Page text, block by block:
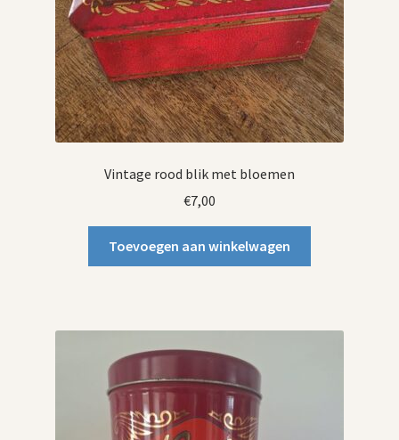
Vintage rood blik met bloemen
€7,00
Toevoegen aan winkelwagen